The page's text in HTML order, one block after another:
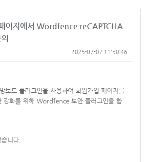
이지에서 Wordfence reCAPTCHA
2025-07-07 11:50:46
보드 플러그인을 사용하여 회원가입 페이지를
강화를 위해 Wordfence 보안 플러그인을 함
니다.